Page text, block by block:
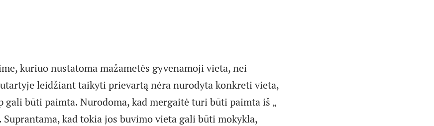
kuriuo nustatoma mažametės gyvenamoji vieta, nei
leidžiant taikyti prievartą nėra nurodyta konkreti vieta,
gali būti paimta. Nurodoma, kad mergaitė turi būti paimta iš „
Suprantama, kad tokia jos buvimo vieta gali būti mokykla,